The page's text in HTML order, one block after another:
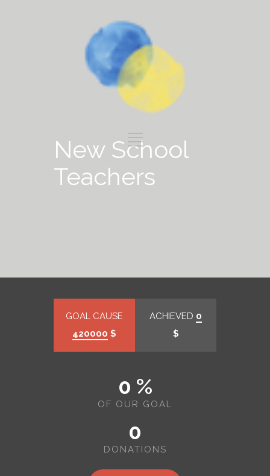
New School
Teachers
GOAL CAUSE
420000 $
ACHIEVED 0
$
0 %
OF OUR GOAL
0
DONATIONS